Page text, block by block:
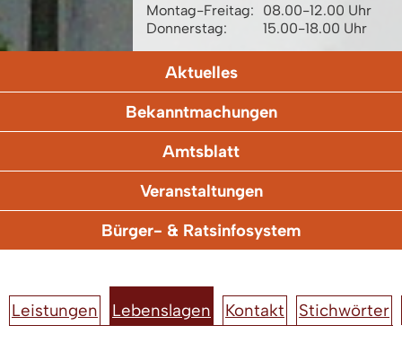
Montag-Freitag:
08.00-12.00 Uhr
Donnerstag:
15.00-18.00 Uhr
Aktuelles
Bekanntmachungen
Amtsblatt
Veranstaltungen
Bürger- & Ratsinfosystem
Leistungen Lebenslagen Kontakt Stichwörter